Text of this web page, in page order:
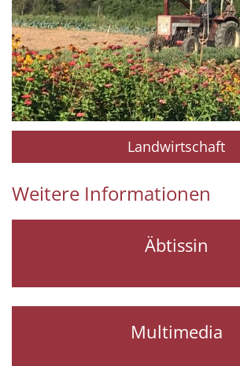
Landwirtschaft
Weitere Informationen
Äbtissin
Multimedia